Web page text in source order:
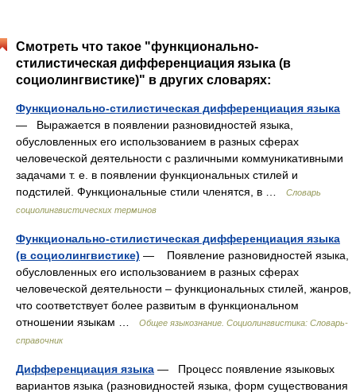
Смотреть что такое "функционально-
стилистическая дифференциация языка (в
социолингвистике)" в других словарях:
Функционально-стилистическая дифференциация языка
— Выражается в появлении разновидностей языка,
обусловленных его использованием в разных сферах
человеческой деятельности с различными коммуникативными
задачами т. е. в появлении функциональных стилей и
подстилей. Функциональные стили членятся, в …
Словарь
социолингвистических терминов
Функционально-стилистическая дифференциация языка
(в социолингвистике) — Появление разновидностей языка,
обусловленных его использованием в разных сферах
человеческой деятельности – функциональных стилей, жанров,
что соответствует более развитым в функциональном
отношении языкам …
Общее языкознание. Социолингвистика: Словарь-
справочник
Дифференциация языка — Процесс появление языковых
вариантов языка (разновидностей языка, форм существования